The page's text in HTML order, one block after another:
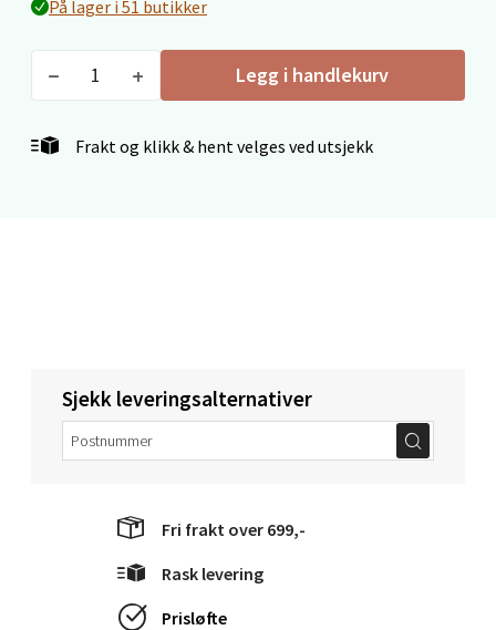
På lager i 51 butikker
Legg i handlekurv
Frakt og klikk & hent velges ved utsjekk
Sjekk leveringsalternativer
Fri frakt over 699,-
Rask levering
Prisløfte
Velg
Mo i Rana - Thon Senter Mo i
Langelandsvegen 25, 6010 Ålesund
2 i butikk